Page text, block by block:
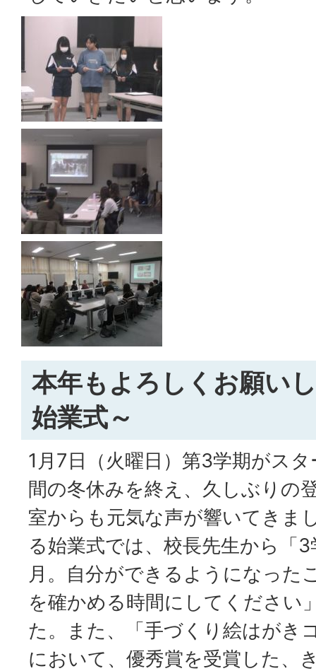
本年もよろしくお願い
始業式～
1月7日（火曜日）第3学期がス
間の冬休みを終え、久しぶりの
室からも元気な声が響いてきま
る始業式では、校長先生から「
月。自分ができるようになった
を確かめる時間にしてください
た。また、「手づくり絵はがき
において、優秀賞を受賞した、